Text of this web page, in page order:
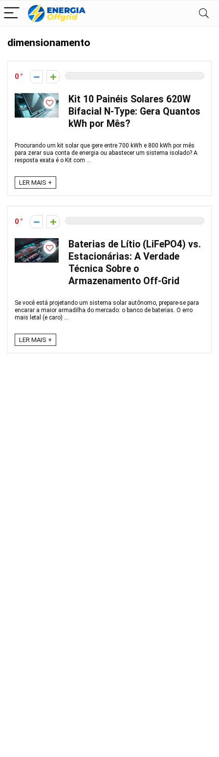
dimensionamento
0
Kit 10 Painéis Solares 620W
Bifacial N-Type: Gera Quantos
kWh por Mês?
Procurando um kit solar que gere entre 700 kWh e 800 kWh por mês
para zerar sua conta de energia ou abastecer um sistema isolado? A
resposta exata é o Kit com ...
LER MAIS +
0
Baterias de Lítio (LiFePO4) vs.
Estacionárias: A Verdade
Técnica Sobre o
Armazenamento Off-Grid
Se você está projetando um sistema solar autônomo, prepare-se para
encarar a maior armadilha do mercado: o banco de baterias. O erro
mais letal (e caro) ...
LER MAIS +